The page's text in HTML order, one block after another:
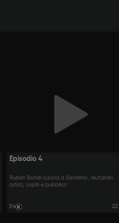
Episodio 4
Ruben Bondì cucina a Sanremo, aiutando
artisti, ospiti e pubblico
E4 22